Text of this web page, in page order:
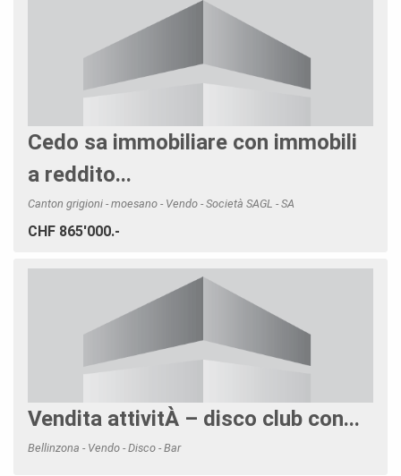
Cedo sa immobiliare con immobili
a reddito...
Canton grigioni - moesano - Vendo - Società SAGL - SA
CHF 865'000.-
Vendita attivitÀ – disco club con...
Bellinzona - Vendo - Disco - Bar